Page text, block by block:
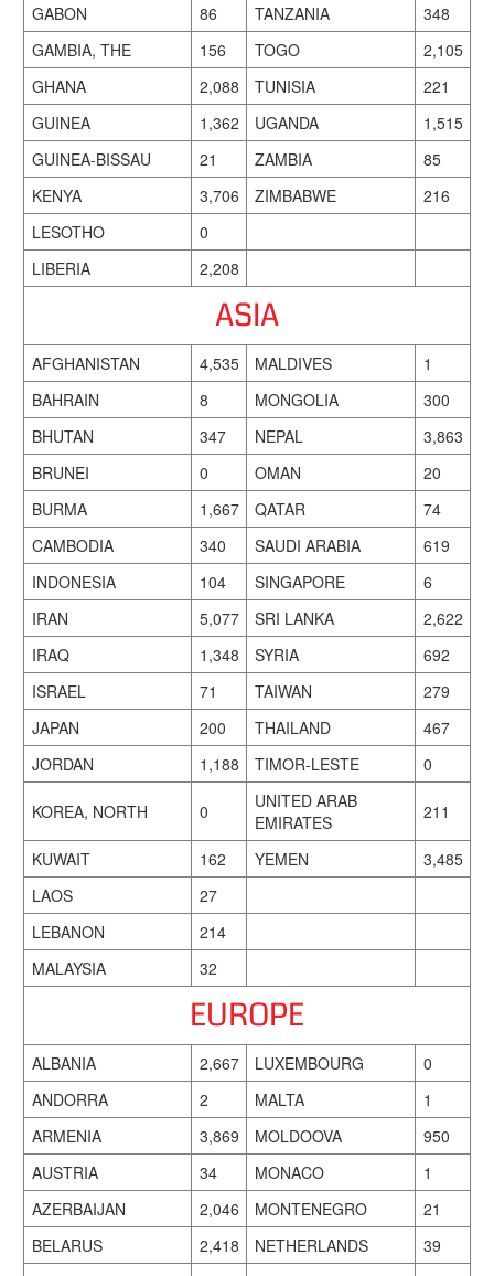
GABON
86 TANZANIA
348
GAMBIA, THE
156 TOGO
2,105
GHANA
2,088 TUNISIA
221
GUINEA
1,362 UGANDA
1,515
GUINEA-BISSAU
21 ZAMBIA
85
KENYA
3,706 ZIMBABWE
216
LESOTHO
0
LIBERIA
2,208
ASIA
AFGHANISTAN 4,535 MALDIVES
1
BAHRAIN
8 MONGOLIA
300
BHUTAN
347 NEPAL
3,863
BRUNEI
0 OMAN
20
BURMA
1,667 QATAR
74
CAMBODIA
340 SAUDI ARABIA
619
INDONESIA
104 SINGAPORE
6
IRAN
5,077 SRI LANKA
2,622
IRAQ
1,348 SYRIA
692
ISRAEL
71 TAIWAN
279
JAPAN
200 THAILAND
467
JORDAN
1,188 TIMOR-LESTE 0
KOREA, NORTH 0
UNITED ARAB
EMIRATES
211
KUWAIT 162 YEMEN
3,485
LAOS
27
LEBANON
214
MALAYSIA
32
EUROPE
ALBANIA 2,667 LUXEMBOURG
0
ANDORRA
2 MALTA
1
ARMENIA
3,869 MOLDOOVA
950
AUSTRIA
34 MONACO
1
AZERBAIJAN
2,046 MONTENEGRO
21
BELARUS
2,418 NETHERLANDS
39